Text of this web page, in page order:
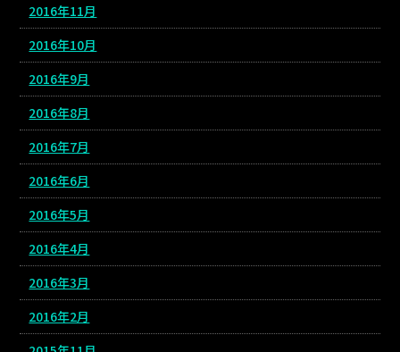
2016年11月
2016年10月
2016年9月
2016年8月
2016年7月
2016年6月
2016年5月
2016年4月
2016年3月
2016年2月